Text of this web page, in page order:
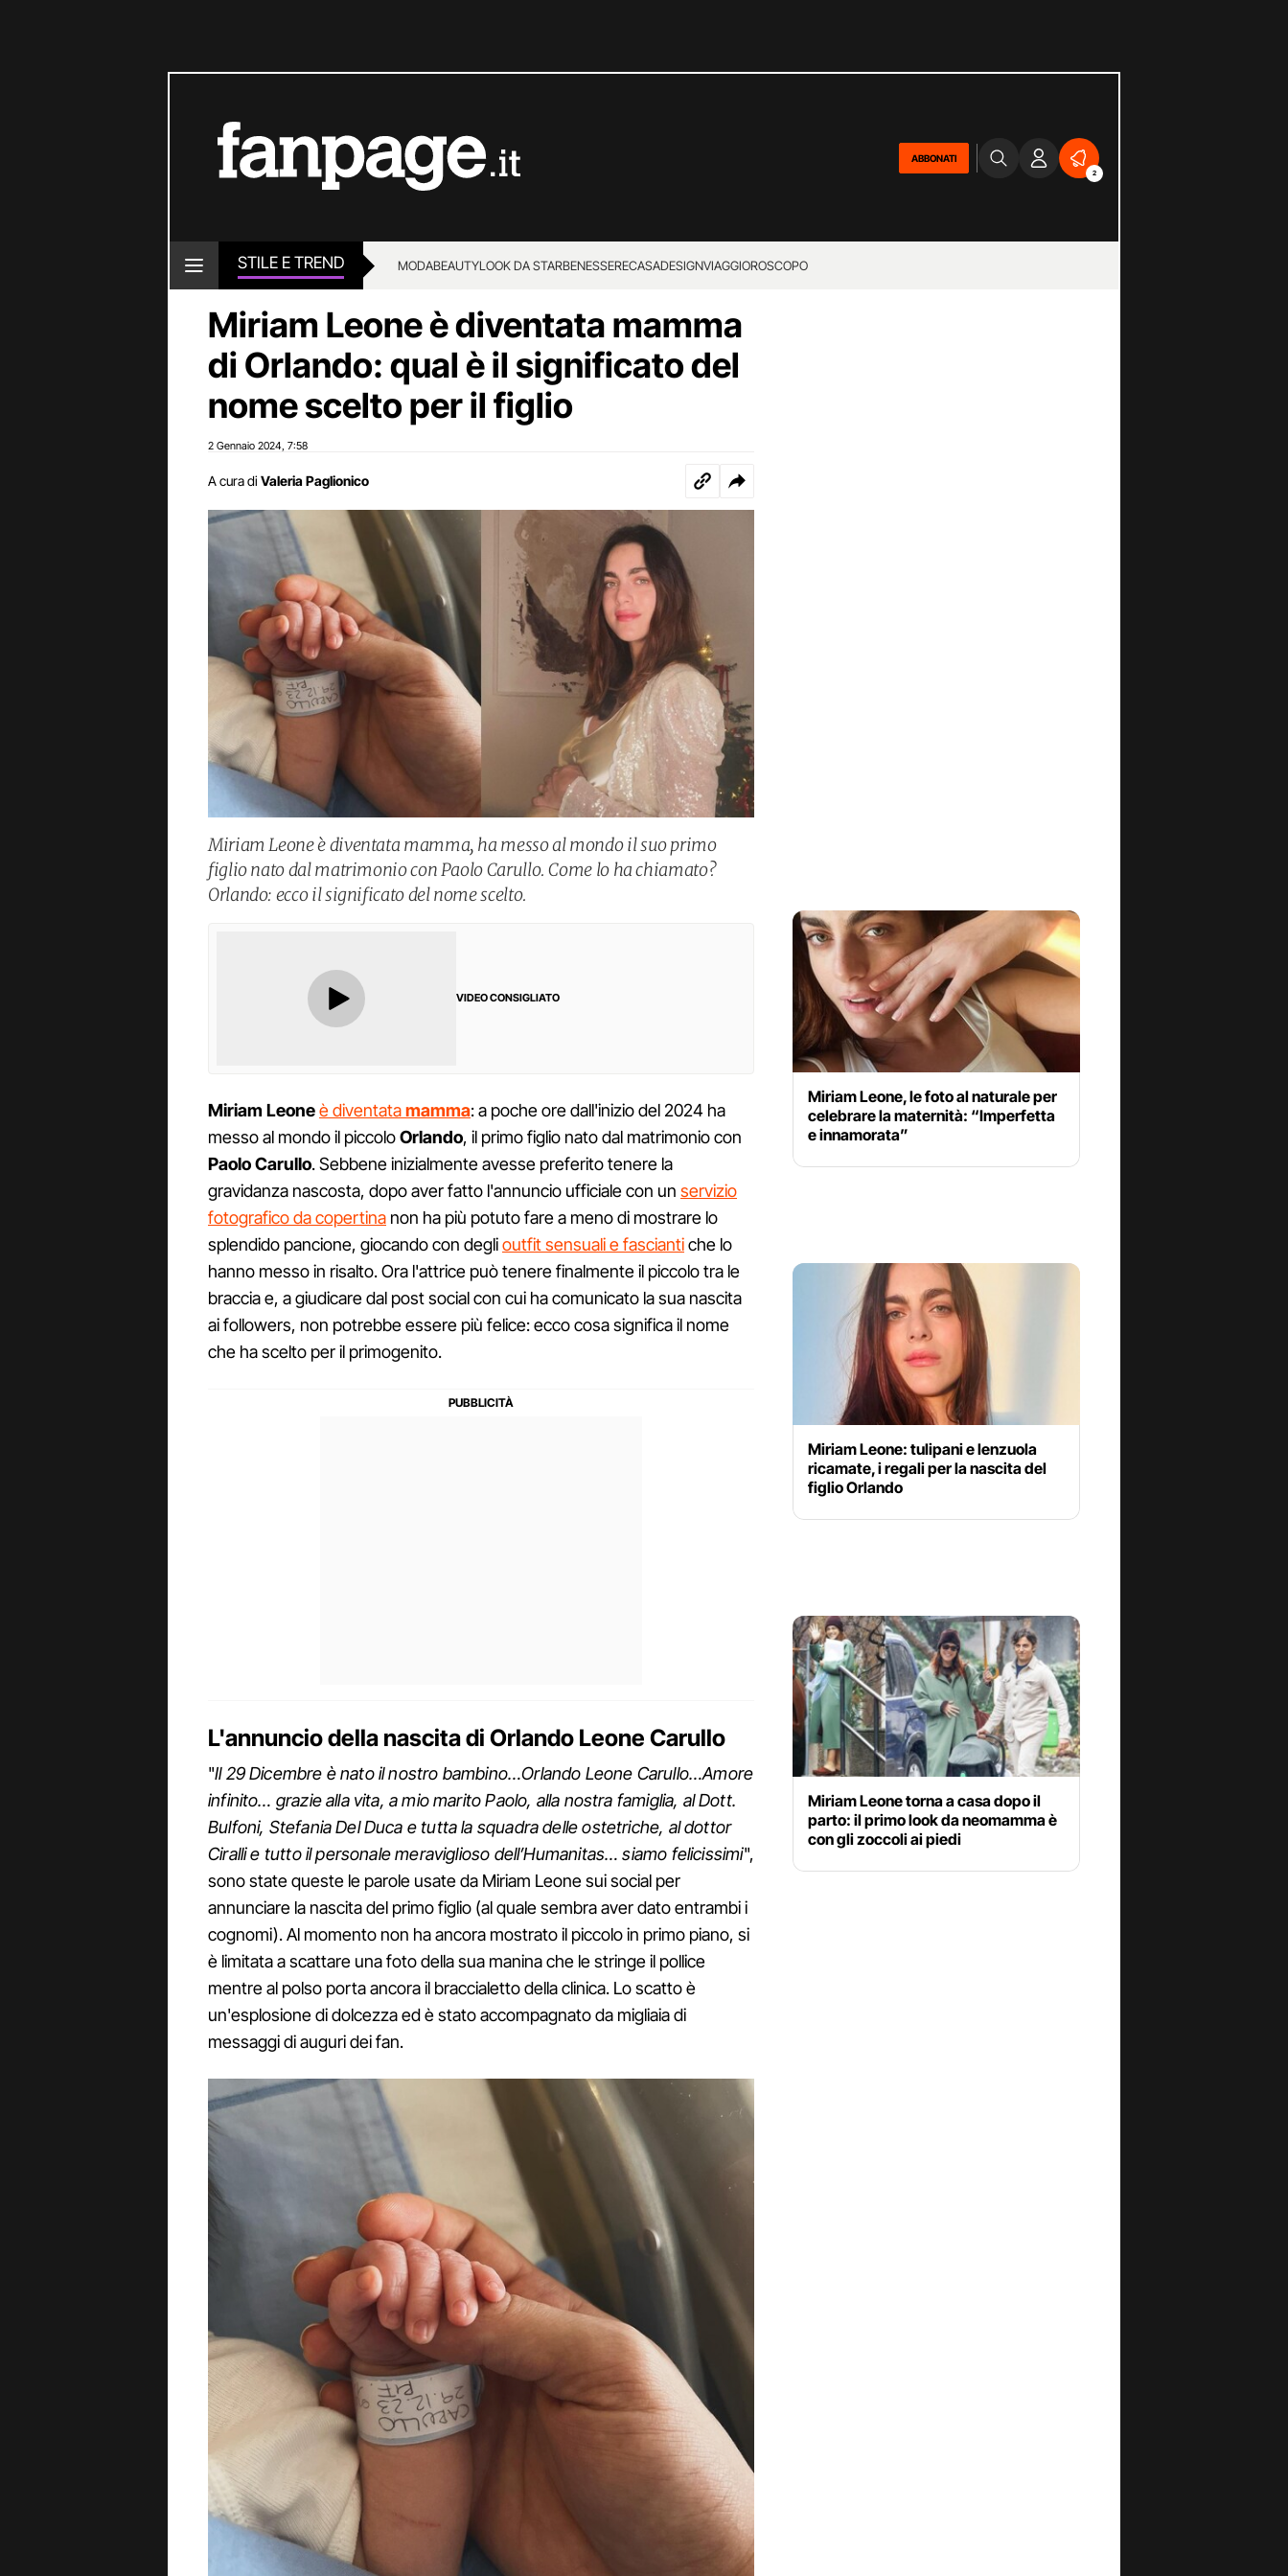
ABBONATI
2
STILE E TREND MODABEAUTYLOOK DA STARBENESSERECASADESIGNVIAGGIOROSCOPO
Miriam Leone è diventata mamma
di Orlando: qual è il significato del
nome scelto per il figlio
2 Gennaio 2024 7:58
A cura di Valeria Paglionico
Miriam Leone è diventata mamma, ha messo al mondo il suo primo
figlio nato dal matrimonio con Paolo Carullo. Come lo ha chiamato?
Orlando: ecco il significato del nome scelto.
VIDEO CONSIGLIATO
Miriam Leoneè diventatamamma: a poche ore dall'inizio del 2024 ha
messo al mondo il piccoloOrlando, il primo figlio nato dal matrimonio con
Paolo Carullo. Sebbene inizialmente avesse preferito tenere la
gravidanza nascosta, dopo aver fatto l'annuncio ufficiale con un servizio
fotografico da copertina non ha più potuto fare a meno di mostrare lo
splendido pancione, giocando con deglioutfit sensuali e fasciantiche lo
hanno messo in risalto. Ora l'attrice può tenere finalmente il piccolo tra le
braccia e, a giudicare dal post social con cui ha comunicato la sua nascita
ai followers, non potrebbe essere più felice: ecco cosa significa il nome
che ha scelto per il primogenito.
L'annuncio della nascita di Orlando Leone Carullo
"Il 29 Dicembre è nato il nostro bambino…Orlando Leone Carullo…Amore
infinito… grazie alla vita, a mio marito Paolo, alla nostra famiglia, al Dott.
Bulfoni, Stefania Del Duca e tutta la squadra delle ostetriche, al dottor
Ciralli e tutto il personale meraviglioso dell’Humanitas… siamo felicissimi",
sono state queste le parole usate da Miriam Leone sui social per
annunciare la nascita del primo figlio (al quale sembra aver dato entrambi i
cognomi). Al momento non ha ancora mostrato il piccolo in primo piano, si
è limitata a scattare una foto della sua manina che le stringe il pollice
mentre al polso porta ancora il braccialetto della clinica. Lo scatto è
un'esplosione di dolcezza ed è stato accompagnato da migliaia di
messaggi di auguri dei fan.
Miriam Leone, le foto al naturale per
celebrare la maternità: “Imperfetta
e innamorata”
Miriam Leone: tulipani e lenzuola
ricamate, i regali per la nascita del
figlio Orlando
Miriam Leone torna a casa dopo il
parto: il primo look da neomamma è
con gli zoccoli ai piedi